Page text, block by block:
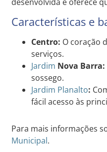
Características e
Centro: O coração
serviços.
Jardim Nova Barra:
sossego.
Jardim Planalto:
fácil acesso às
Para mais informações
Municipal.